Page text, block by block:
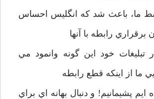
ما، باعث شد كه انگليس احساس
برقراري رابطه با آنها
تبليغات خود اين گونه وانمود مي
ما از اينكه قطع رابطه
ايم پشيمانيم! و دنبال بهانه اي براي